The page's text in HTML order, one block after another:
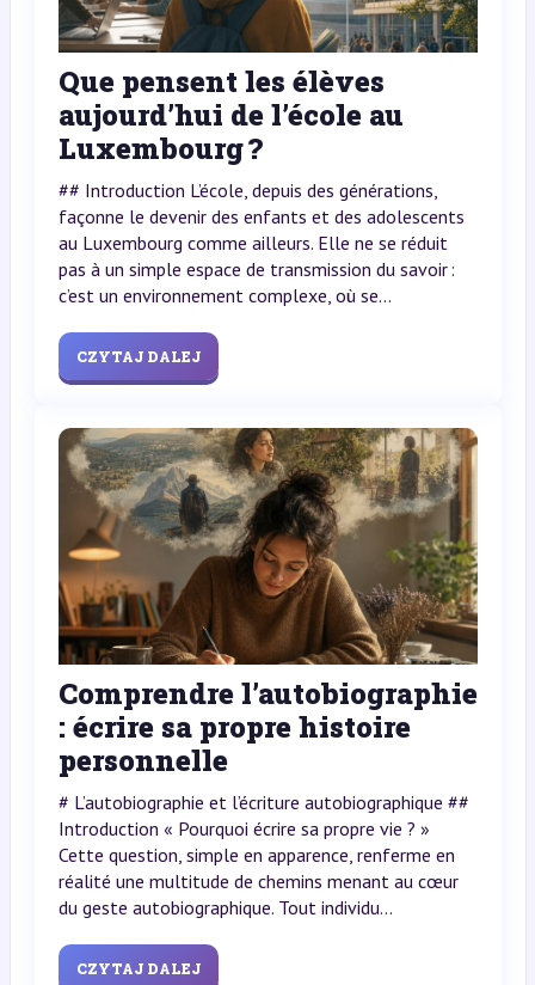
Que pensent les élèves
aujourd’hui de l’école au
Luxembourg ?
## Introduction L’école, depuis des générations,
façonne le devenir des enfants et des adolescents
au Luxembourg comme ailleurs. Elle ne se réduit
pas à un simple espace de transmission du savoir :
c’est un environnement complexe, où se...
CZYTAJ DALEJ
Comprendre l’autobiographie
: écrire sa propre histoire
personnelle
# L’autobiographie et l’écriture autobiographique ##
Introduction « Pourquoi écrire sa propre vie ? »
Cette question, simple en apparence, renferme en
réalité une multitude de chemins menant au cœur
du geste autobiographique. Tout individu...
CZYTAJ DALEJ